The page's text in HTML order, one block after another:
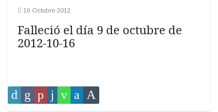
16 Octubre 2012
Falleció el día 9 de octubre de
2012-10-16